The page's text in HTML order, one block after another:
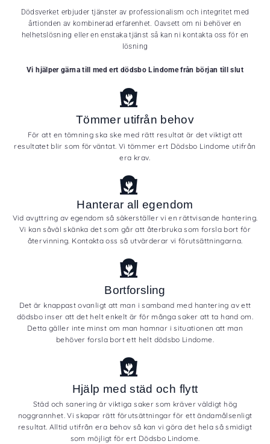
Dödsverket erbjuder tjänster av professionalism och integritet med
årtionden av kombinerad erfarenhet. Oavsett om ni behöver en
helhetslösning eller en enstaka tjänst så kan ni kontakta oss för en
lösning
Vi hjälper gärna till med ert dödsbo Lindome från början till slut
Tömmer utifrån behov
För att en tömning ska ske med rätt resultat är det viktigt att
resultatet blir som förväntat. Vi tömmer ert Dödsbo Lindome utifrån
era krav.
Hanterar all egendom
Vid avyttring av egendom så säkerställer vi en rättvisande hantering.
Vi kan såväl skänka det som går att återbruka som forsla bort för
återvinning. Kontakta oss så utvärderar vi förutsättningarna.
Bortforsling
Det är knappast ovanligt att man i samband med hantering av ett
dödsbo inser att det helt enkelt är för många saker att ta hand om.
Detta gäller inte minst om man hamnar i situationen att man
behöver forsla bort ett helt dödsbo Lindome.
Hjälp med städ och flytt
Städ och sanering är viktiga saker som kräver väldigt hög
noggrannhet. Vi skapar rätt förutsättningar för ett ändamålsenligt
resultat. Alltid utifrån era behov så kan vi göra det hela så smidigt
som möjligt för ert Dödsbo Lindome.